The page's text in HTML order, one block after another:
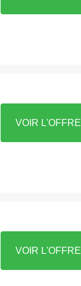
VOIR L'OFFRE
VOIR L'OFFRE